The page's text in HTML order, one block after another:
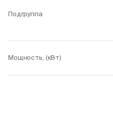
Подгруппа
Мощность, (кВт)